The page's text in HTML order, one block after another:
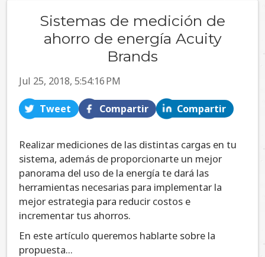
Sistemas de medición de
ahorro de energía Acuity
Brands
Jul 25, 2018, 5:54:16 PM
Tweet Compartir Compartir
Realizar mediciones de las distintas cargas en tu
sistema, además de proporcionarte un mejor
panorama del uso de la energía te dará las
herramientas necesarias para implementar la
mejor estrategia para reducir costos e
incrementar tus ahorros.
En este artículo queremos hablarte sobre la
propuesta...